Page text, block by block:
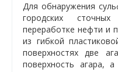
Для обнаружения
городских
переработке нефти и
из гибкой
поверхностях две
поверхность агара,